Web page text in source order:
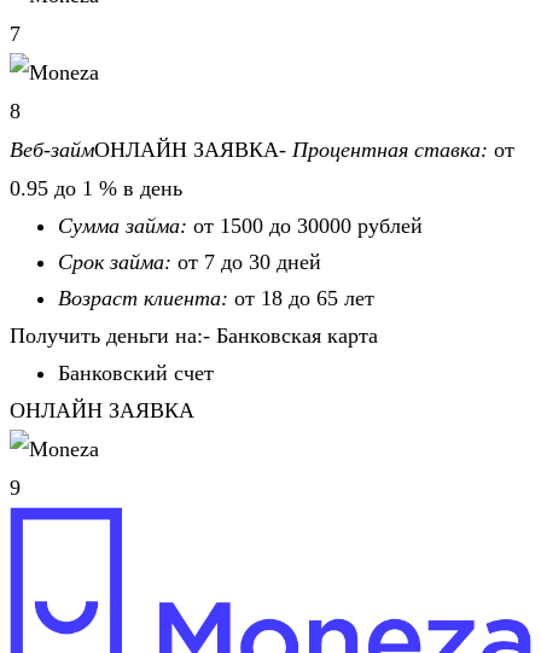
7
8
Веб-займОНЛАЙН ЗАЯВКА- Процентная ставка: от
0.95 до 1 % в день
Сумма займа: от 1500 до 30000 рублей
Срок займа: от 7 до 30 дней
Возраст клиента: от 18 до 65 лет
Получить деньги на:- Банковская карта
Банковский счет
ОНЛАЙН ЗАЯВКА
9